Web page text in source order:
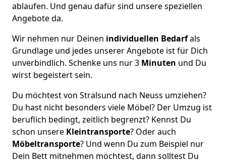
ablaufen. Und genau dafür sind unsere speziellen
Angebote da.
Wir nehmen nur Deinen individuellen Bedarfals
Grundlage und jedes unserer Angebote ist für Dich
unverbindlich. Schenke uns nur 3 Minuten und Du
wirst begeistert sein.
Du möchtest von Stralsund nach Neuss umziehen?
Du hast nicht besonders viele Möbel? Der Umzug ist
beruflich bedingt, zeitlich begrenzt? Kennst Du
schon unsere Kleintransporte? Oder auch
Möbeltransporte? Und wenn Du zum Beispiel nur
Dein Bett mitnehmen möchtest, dann solltest Du